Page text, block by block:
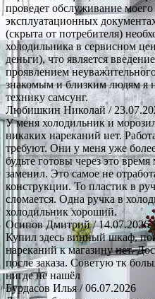
проведет обслуживание
эксплуатационных
(скрыта от потребителя)
холодильника в сервисном
деньги), что является
проявлением
знакомым и близким людям я
технику самсунг.
Любишкин Николай/
У меня холодильник и
никаких нареканий нет.
требуют. Они у меня уже
будьте готовы через это
заменил. Это самое не
конструкции. То пластик в
сломается. Одна ручка в
холодильник хороший.
Осипов Дмитрий/ 14.07.2026
Купил здесь винный шкаф,
нареканий к магазину нет.
после заказа. Советую тк
нигде не нашёл
Бурдасов Илья / 06.07.2026